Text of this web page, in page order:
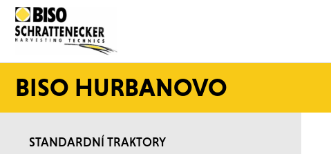
BISO HURBANOVO
STANDARDNÍ TRAKTORY